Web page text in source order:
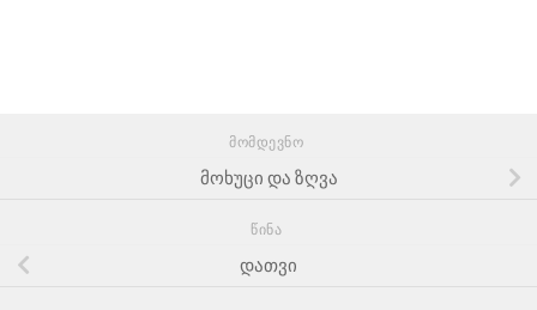
ᲛᲝᲛᲓᲔᲕᲜᲝ
მოხუცი და ზღვა
ᲬᲘᲜᲐ
დათვი